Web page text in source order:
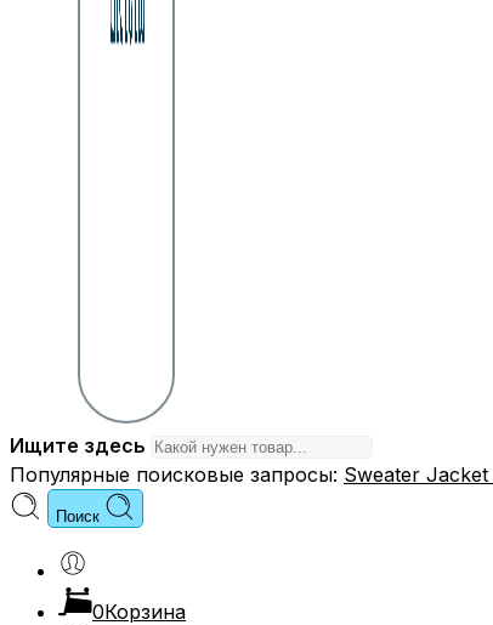
Ищите здесь
Популярные поисковые запросы: Sweater Jacket
Поиск
0Корзина